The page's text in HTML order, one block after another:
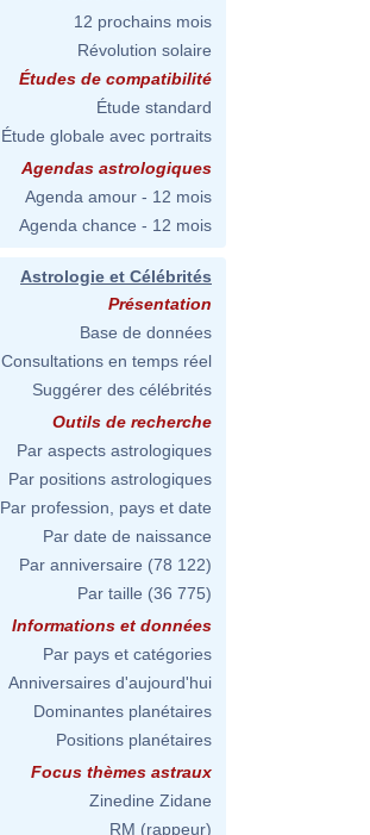
12 prochains mois
Révolution solaire
Études de compatibilité
Étude standard
Étude globale avec portraits
Agendas astrologiques
Agenda amour - 12 mois
Agenda chance - 12 mois
Astrologie et Célébrités
Présentation
Base de données
Consultations en temps réel
Suggérer des célébrités
Outils de recherche
Par aspects astrologiques
Par positions astrologiques
Par profession, pays et date
Par date de naissance
Par anniversaire (78 122)
Par taille (36 775)
Informations et données
Par pays et catégories
Anniversaires d'aujourd'hui
Dominantes planétaires
Positions planétaires
Focus thèmes astraux
Zinedine Zidane
RM (rappeur)